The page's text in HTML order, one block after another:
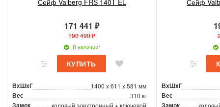
Сейф Valberg FRS 140T EL
171 441 ₽
190 490 ₽
В наличии*
ВxШxГ 1400 x 611 x 581 мм
Вес 310 кг
Замок кодовый электронный + ключевой
Сейф
ВxШxГ
Вес
Замок